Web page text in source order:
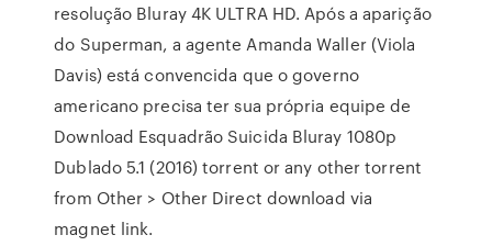
resolução Bluray 4K ULTRA HD. Após a aparição
do Superman, a agente Amanda Waller (Viola
Davis) está convencida que o governo
americano precisa ter sua própria equipe de
Download Esquadrão Suicida Bluray 1080p
Dublado 5.1 (2016) torrent or any other torrent
from Other > Other Direct download via
magnet link.